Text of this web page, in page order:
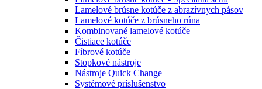
Lamelové brúsne kotúče z abrazívnych pásov
Lamelové kotúče z brúsneho rúna
Kombinované lamelové kotúče
Čistiace kotúče
Fíbrové kotúče
Stopkové nástroje
Nástroje Quick Change
Systémové príslušenstvo